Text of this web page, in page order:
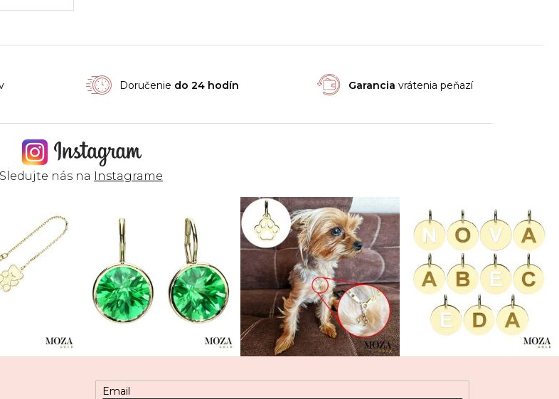
Doručenie do 24 hodín Garancia vrátenia peňazí
Sledujte nás na Instagrame
Email